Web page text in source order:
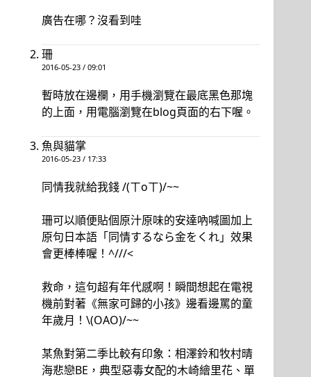
廣告在哪？沒看到哇
珊
2016-05-23 / 09:01
暫時放在邊欄，用手機瀏覽在最底黑色那塊
的上面，用電腦瀏覽在blog頁面的右下喔。
魚與貓掌
2016-05-23 / 17:33
同情我就給我錢 /(ㄒoㄒ)/~~
珊可以順便貼個原汁原味的安達吶喊圖加上
原句日本語「同情するなら金をくれ」效果
會更棒棒喔！^///<
救命，這句超有年代感啊！瞬間想起在電視
機前對著《無家可歸的小孩》邊看邊罵的童
年歲月！\(OAO)/~~
某魚對第二季比較有印象：相澤鈴和牧村晴
海悲戀BE，典型惡毒女配的木崎繪里花、單